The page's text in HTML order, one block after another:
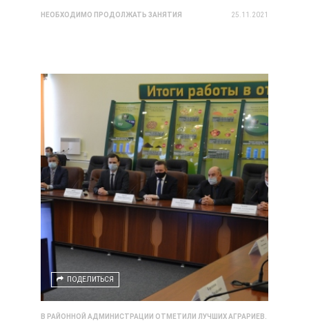
НЕОБХОДИМО ПРОДОЛЖАТЬ ЗАНЯТИЯ 25.11.2021
ПОДЕЛИТЬСЯ
В РАЙОННОЙ АДМИНИСТРАЦИИ ОТМЕТИЛИ ЛУЧШИХ АГРАРИЕВ.